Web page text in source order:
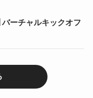
バーチャルキックオフ